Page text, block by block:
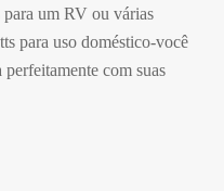
um RV ou várias
para uso doméstico-você
com suas